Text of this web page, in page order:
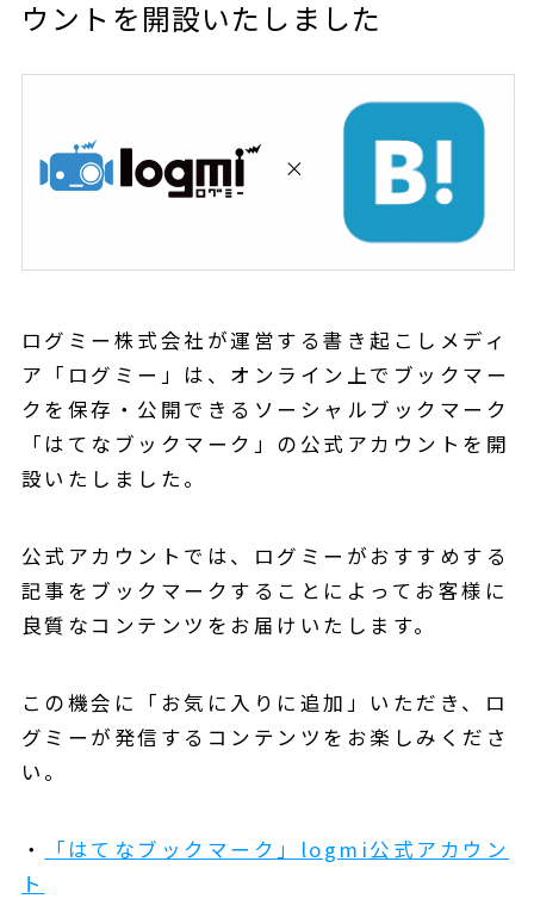
ウントを開設いたしました
ログミー株式会社が運営する書き起こしメディ
ア「ログミー」は、オンライン上でブックマー
クを保存・公開できるソーシャルブックマーク
「はてなブックマーク」の公式アカウントを開
設いたしました。
公式アカウントでは、ログミーがおすすめする
記事をブックマークすることによってお客様に
良質なコンテンツをお届けいたします。
この機会に「お気に入りに追加」いただき、ロ
グミーが発信するコンテンツをお楽しみくださ
い。
・
「はてなブックマーク」logmi公式アカウン
ト